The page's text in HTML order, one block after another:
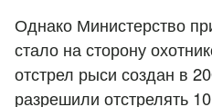
Однако Министерство
стало на сторону
отстрел рыси создан в
разрешили отстрелять